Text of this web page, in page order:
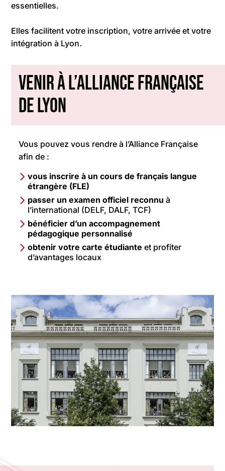
essentielles.
Elles facilitent votre inscription, votre arrivée et votre
intégration à Lyon.
Venir à l’Alliance Française
de Lyon
Vous pouvez vous rendre à l’Alliance Française
afin de :
vous inscrire à un cours de français langue
étrangère (FLE)
passer un examen officiel reconnu à
l’international (DELF, DALF, TCF)
bénéficier d’un accompagnement
pédagogique personnalisé
obtenir votre carte étudiante et profiter
d’avantages locaux